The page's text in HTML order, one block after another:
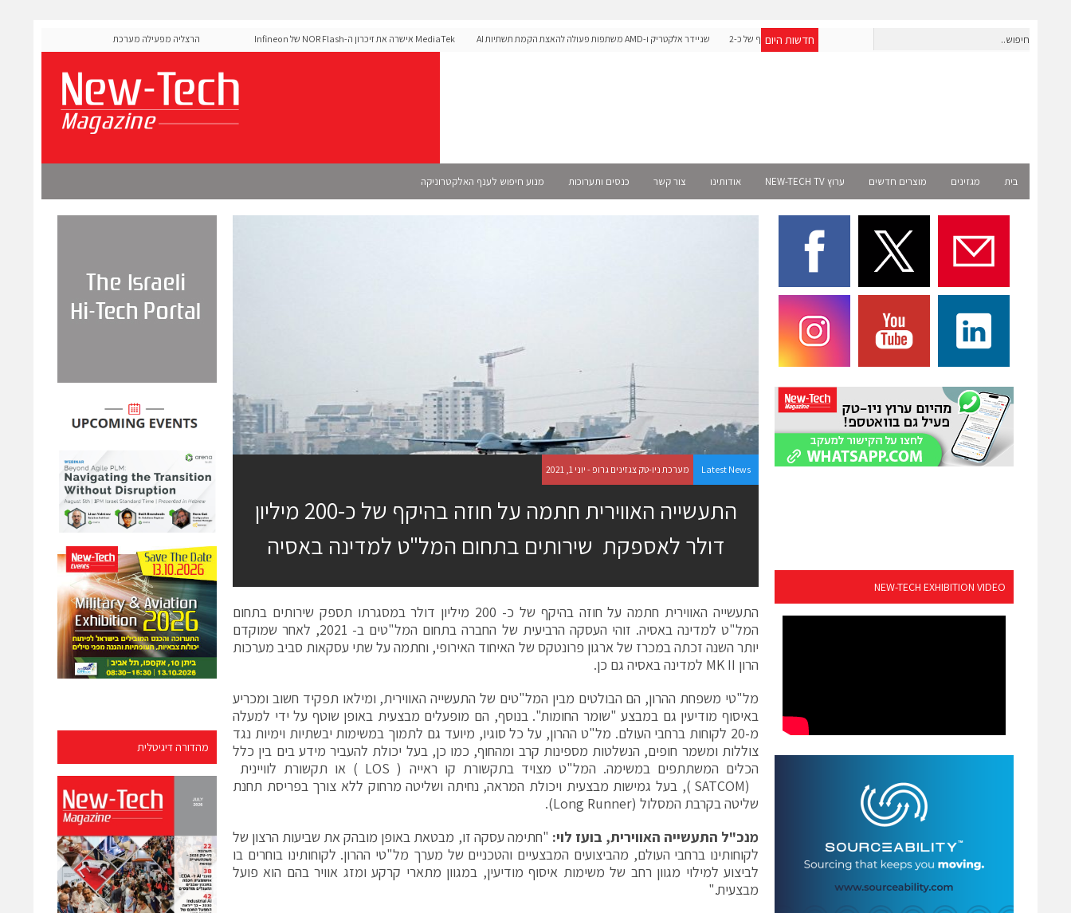
חדשות היום
אפולו פאוור תקים עבור אמזון פרויקט סולארי בצרפת בהיקף של כ-2
שניידר אלקטריק ו-AMD משתפות פעולה להאצת הקמת תשתיות AI
MediaTek אישרה את זיכרון ה-NOR Flash של Infineon
הרצליה מפעילה מערכת AI לניהול אדפטיבי של רמזורים
בית מגזינים מוצרים חדשים ערוץ NEW-TECH TV אודותינו צור קשר כנסים ותערוכות מנוע חיפוש לענף האלקטרוניקה
מהדורה דיגיטלית
Latest News מערכת ניו-טק צגזינים גרופ - יוני 1, 2021
התעשייה האווירית חתמה על חוזה בהיקף של כ-200 מיליון
דולר לאספקת שירותים בתחום המל"ט למדינה באסיה
התעשייה האווירית חתמה על חוזה בהיקף של כ- 200 מיליון דולר במסגרתו תספק שירותים בתחום
המל"ט למדינה באסיה. זוהי העסקה הרביעית של החברה בתחום המל"טים ב- 2021, לאחר שמוקדם
יותר השנה זכתה במכרז של ארגון פרונטקס של האיחוד האירופי, וחתמה על שתי עסקאות סביב מערכות
הרון MK II למדינה באסיה גם כן.
מל"טי משפחת ההרון, הם הבולטים מבין המל"טים של התעשייה האווירית, ומילאו תפקיד חשוב ומכריע
באיסוף מודיעין גם במבצע "שומר החומות". בנוסף, הם מופעלים מבצעית באופן שוטף על ידי למעלה
מ-20 לקוחות ברחבי העולם. מל"ט ההרון, על כל סוגיו, מיועד גם לתמוך במשימות יבשתיות וימיות נגד
צוללות ומשמר חופים, הנשלטות מספינות קרב ומהחוף, כמו כן, בעל יכולת להעביר מידע בים בין כלל
הכלים המשתתפים במשימה. המל"ט מצויד בתקשורת קו ראייה ( LOS ) או תקשורת לוויינית
(SATCOM ), בעל גמישות מבצעית ויכולת המראה, נחיתה ושליטה מרחוק ללא צורך בפריסת תחנת
שליטה בקרבת המסלול (Long Runner).
מנכ"ל התעשייה האווירית, בועז לוי: "חתימה עסקה זו, מבטאת באופן מובהק את שביעות הרצון של
לקוחותינו ברחבי העולם, מהביצועים המבצעיים והטכניים של מערך מל"טי ההרון. לקוחותינו בוחרים בו
לביצוע למילוי מגוון רחב של משימות איסוף מודיעין, במגוון מתארי קרקע ומזג אוויר בהם הוא פועל
מבצעית."
NEW-TECH EXHIBITION VIDEO